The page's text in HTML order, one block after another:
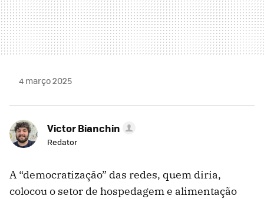
4 março 2025
Victor Bianchin
Redator
A “democratização” das redes, quem diria,
colocou o setor de hospedagem e alimentação